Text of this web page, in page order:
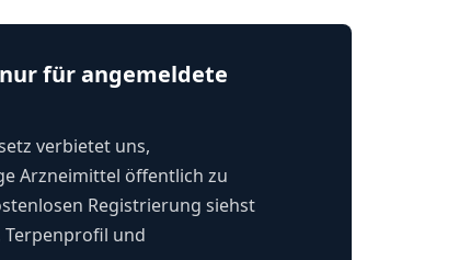
für angemeldete
verbietet uns,
Arzneimittel öffentlich zu
Registrierung siehst
und